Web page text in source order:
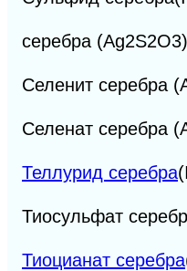
серебра
Селенит серебра
Селенат серебра
Теллурид серебра
Тиосульфат
Тиоцианат серебра